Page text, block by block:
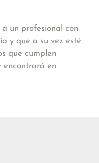
un profesional con
y que a su vez esté
que cumplen
encontrará en